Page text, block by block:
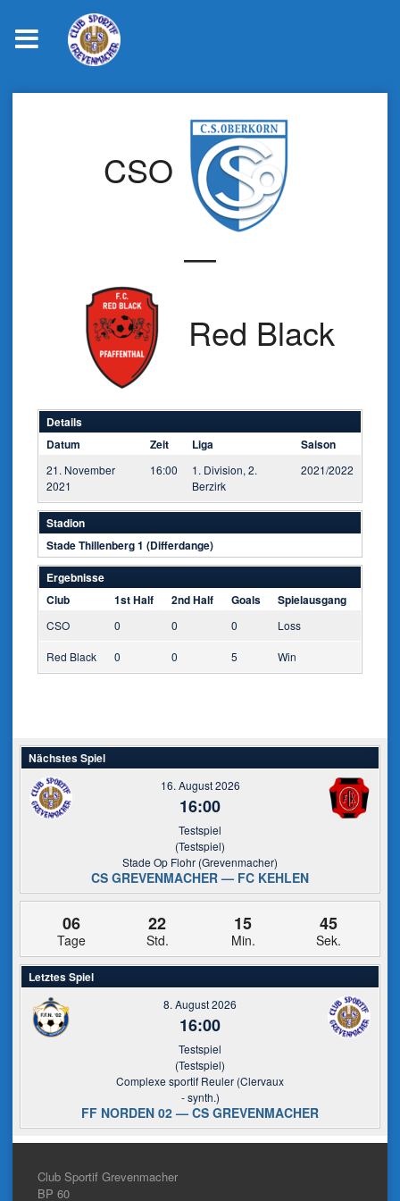
CSO
—
Red Black
Details
Datum
Zeit Liga Saison
21. November
2021
16:00
1. Division, 2.
Berzirk
2021/2022
Stadion
Stade Thillenberg 1 (Differdange)
Ergebnisse
Club
1st Half 2nd Half Goals Spielausgang
CSO 0 0 0 Loss
Red Black 0 0 5 Win
Nächstes Spiel
16. August 2026
16:00
Testspiel
(Testspiel)
Stade Op Flohr (Grevenmacher)
CS GREVENMACHER — FC KEHLEN
06
Tage
22
Std.
15
Min.
45
Sek.
Letztes Spiel
8. August 2026
16:00
Testspiel
(Testspiel)
Complexe sportif Reuler (Clervaux
- synth.)
FF NORDEN 02 — CS GREVENMACHER
Club Sportif Grevenmacher
BP 60